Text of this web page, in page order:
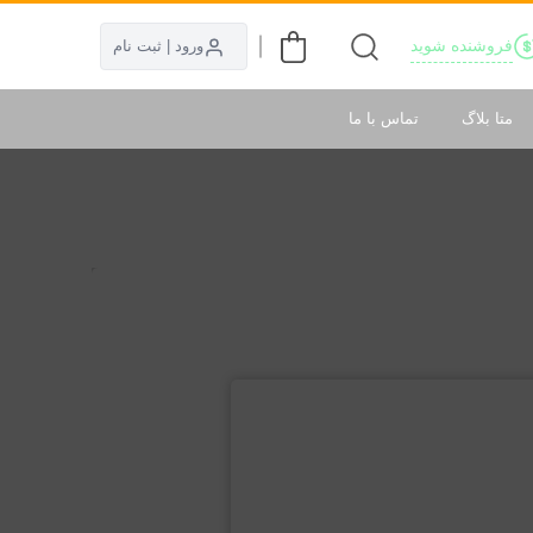
فروشنده شوید ورود | ثبت نام
متا بلاگ تماس با ما